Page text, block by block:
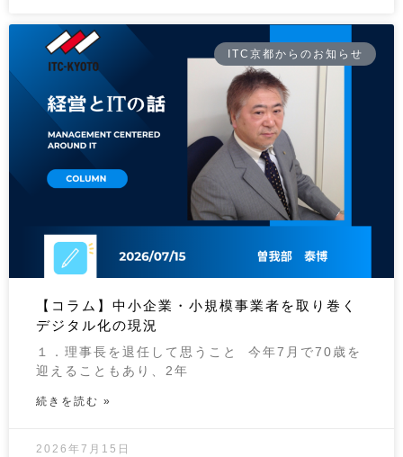
ITC京都からのお知らせ
【コラム】中小企業・小規模事業者を取り巻く
デジタル化の現況
１．理事長を退任して思うこと 今年7月で70歳を
迎えることもあり、2年
続きを読む »
2026年7月15日